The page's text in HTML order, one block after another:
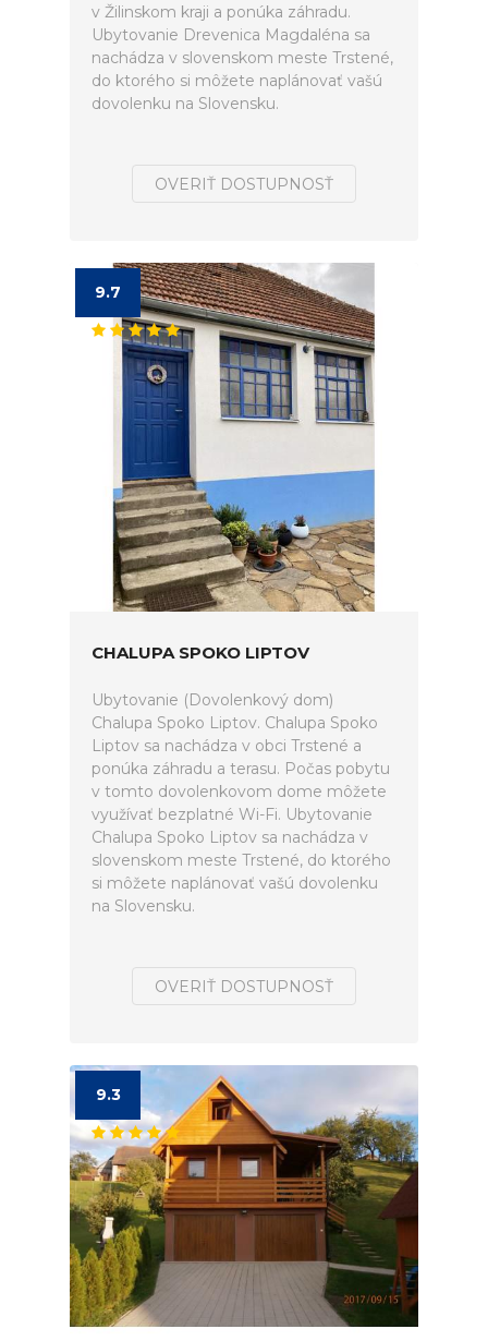
v Žilinskom kraji a ponúka záhradu.
Ubytovanie Drevenica Magdaléna sa
nachádza v slovenskom meste Trstené,
do ktorého si môžete naplánovať vašú
dovolenku na Slovensku.
OVERIŤ DOSTUPNOSŤ
9.7
CHALUPA SPOKO LIPTOV
Ubytovanie (Dovolenkový dom)
Chalupa Spoko Liptov. Chalupa Spoko
Liptov sa nachádza v obci Trstené a
ponúka záhradu a terasu. Počas pobytu
v tomto dovolenkovom dome môžete
využívať bezplatné Wi-Fi. Ubytovanie
Chalupa Spoko Liptov sa nachádza v
slovenskom meste Trstené, do ktorého
si môžete naplánovať vašú dovolenku
na Slovensku.
OVERIŤ DOSTUPNOSŤ
9.3